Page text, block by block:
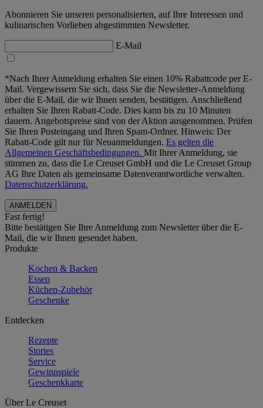
Abonnieren Sie unseren personalisierten, auf Ihre Interessen und
kulinarischen Vorlieben abgestimmten Newsletter.
E-Mail
*Nach Ihrer Anmeldung erhalten Sie einen 10% Rabattcode per E-
Mail. Vergewissern Sie sich, dass Sie die Newsletter-Anmeldung
über die E-Mail, die wir Ihnen senden, bestätigen. Anschließend
erhalten Sie Ihren Rabatt-Code. Dies kann bis zu 10 Minuten
dauern. Angebotspreise sind von der Aktion ausgenommen. Prüfen
Sie Ihren Posteingang und Ihren Spam-Ordner. Hinweis: Der
Rabatt-Code gilt nur für Neuanmeldungen. Es gelten die
Allgemeinen Geschäftsbedingungen. Mit Ihrer Anmeldung, sie
stimmen zu, dass die Le Creuset GmbH und die Le Creuset Group
AG Ihre Daten als gemeinsame Datenverantwortliche verwalten.
Datenschutzerklärung.
Fast fertig!
Bitte bestätigen Sie Ihre Anmeldung zum Newsletter über die E-
Mail, die wir Ihnen gesendet haben.
Produkte
Kochen & Backen
Essen
Küchen-Zubehör
Geschenke
Entdecken
Rezepte
Stories
Service
Gewinnspiele
Geschenkkarte
Über Le Creuset